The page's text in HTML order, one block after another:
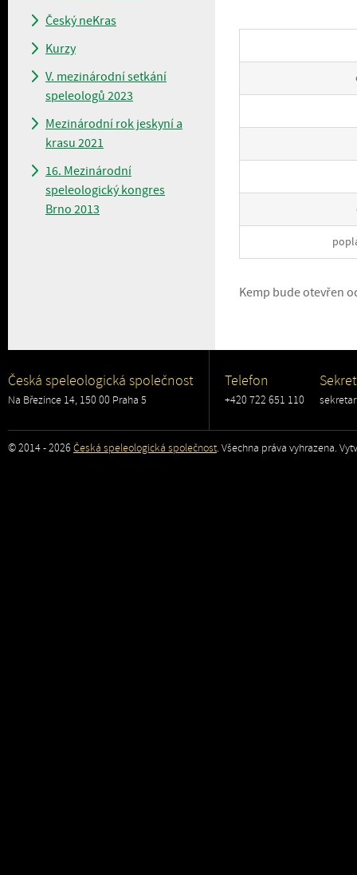
Český neKras
Kurzy
V. mezinárodní setkání
speleologů 2023
Mezinárodní rok jeskyní a
krasu 2021
16. Mezinárodní
speleologický kongres
Brno 2013
Kemp bude otevřen
Česká speleologická společnost
Na Březince 14, 150 00 Praha 5
Telefon
+420 722 651 110
© 2014 - 2026 Česká speleologická společnost. Všechna práva vyhrazena.